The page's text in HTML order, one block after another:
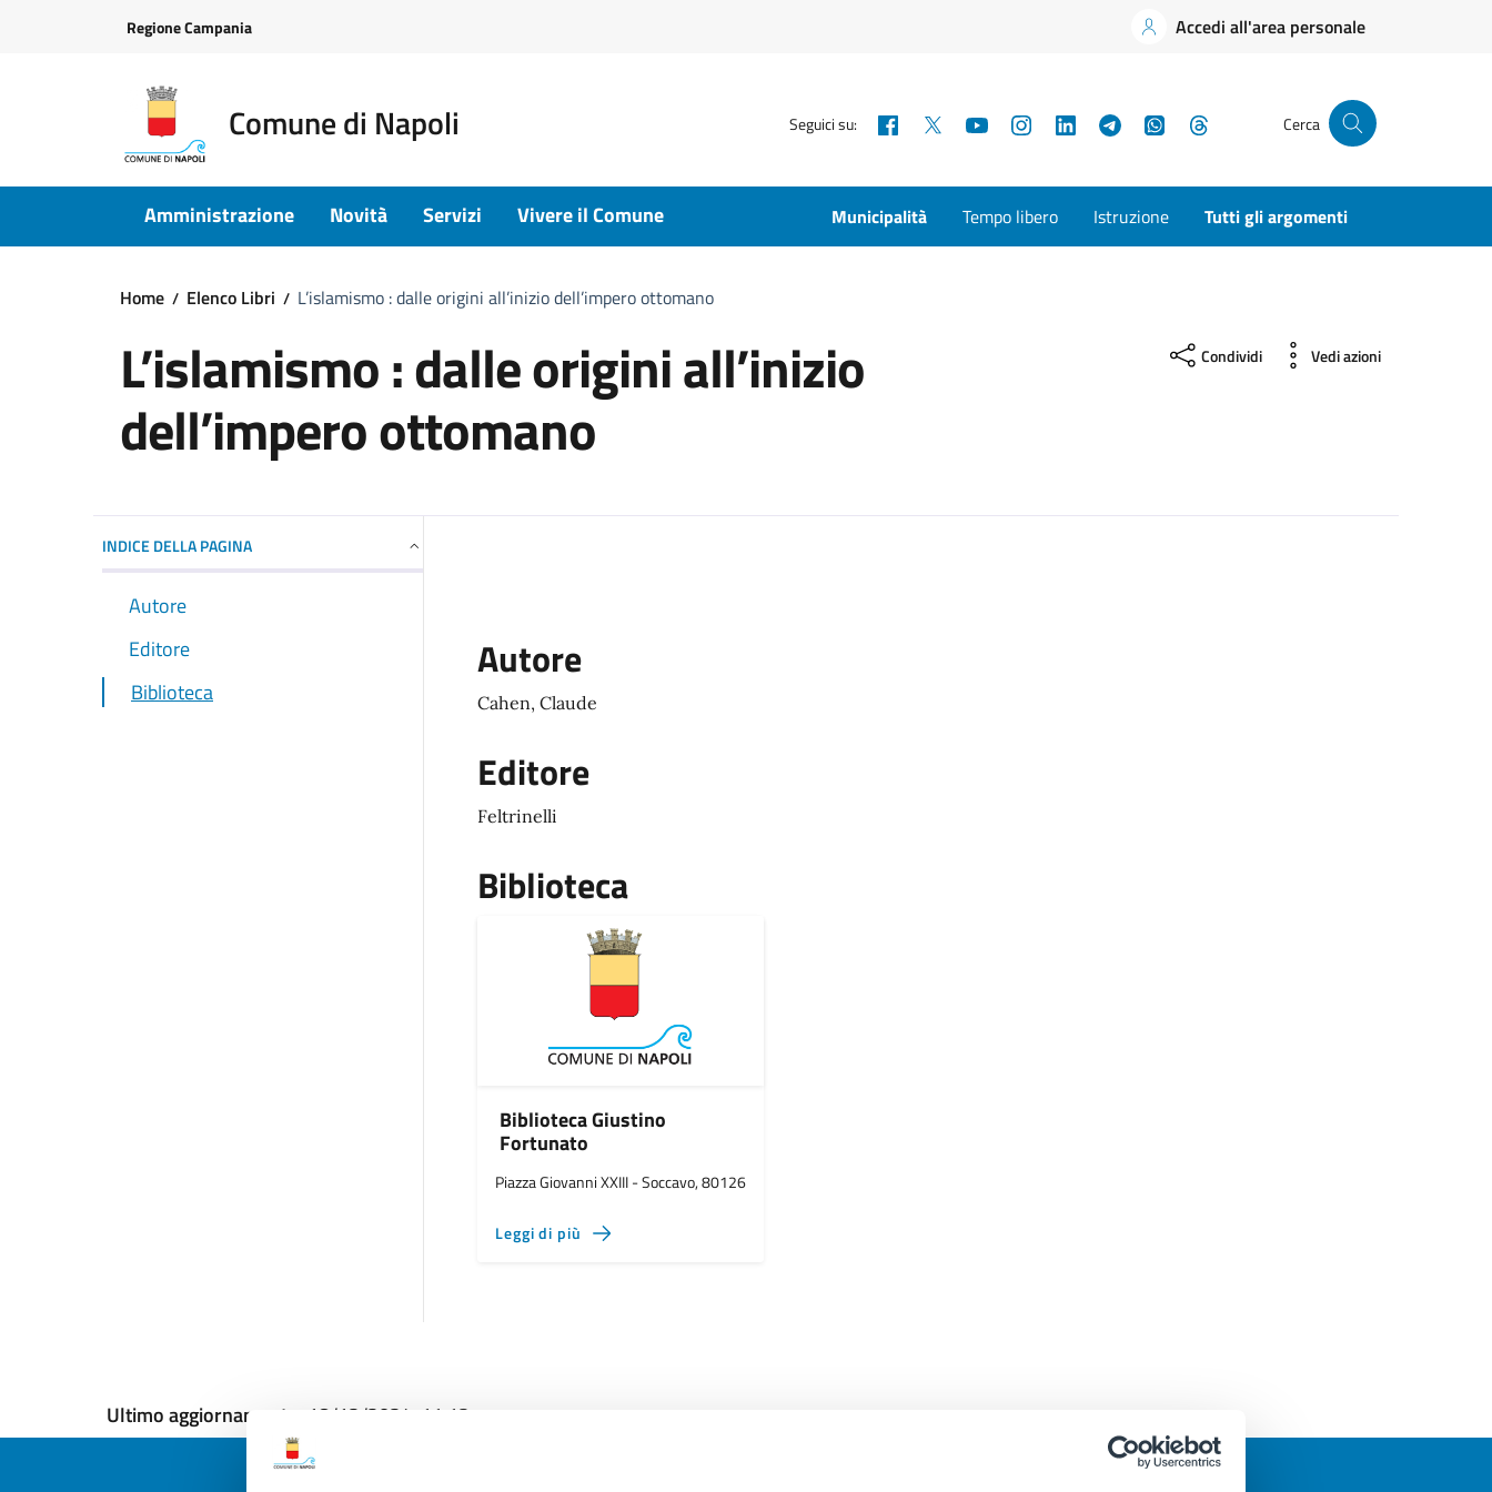
Regione Campania Accedi all'area personale
Comune di Napoli Seguici su: Facebook YouTubeInstagramLinkedInTelegramWhatsApp Cerca
Amministrazione Novità Servizi Vivere il Comune Municipalità Tempo libero Istruzione Tutti gli argomenti
Home Elenco Libri L’islamismo : dalle origini all’inizio dell’impero ottomano
L’islamismo : dalle origini all’inizio
dell’impero ottomano
Condividi Vedi azioni
INDICE DELLA PAGINA
Autore
Editore
Biblioteca
Autore
Cahen, Claude
Editore
Feltrinelli
Biblioteca
Biblioteca Giustino
Fortunato
Piazza Giovanni XXIII - Soccavo, 80126
Leggi di più
Ultimo aggiornamento: 18/12/2024, 11:12